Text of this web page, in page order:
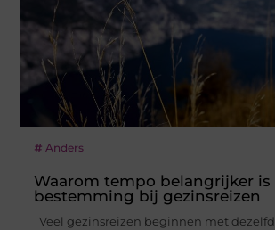
Anders
Waarom tempo belangrijker is
bestemming bij gezinsreizen
Veel gezinsreizen beginnen met